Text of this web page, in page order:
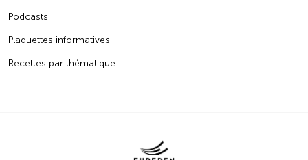
Podcasts
Plaquettes informatives
Recettes par thématique